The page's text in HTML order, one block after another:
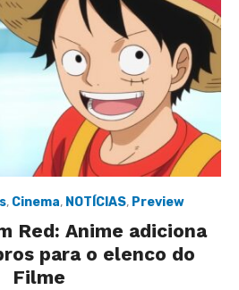
, Cinema, NOTÍCIAS, Preview
Red: Anime adiciona
para o elenco do
Filme